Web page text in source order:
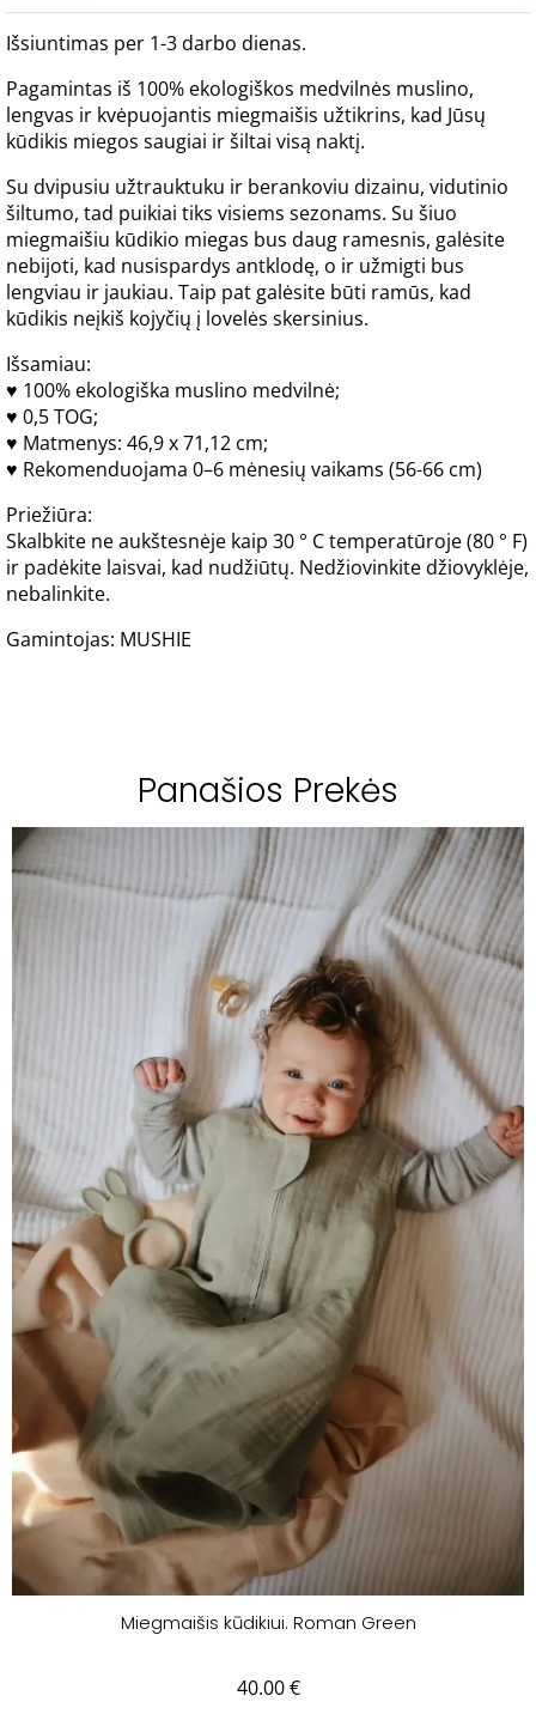
Išsiuntimas per 1-3 darbo dienas.
Pagamintas iš 100% ekologiškos medvilnės muslino,
lengvas ir kvėpuojantis miegmaišis užtikrins, kad Jūsų
kūdikis miegos saugiai ir šiltai visą naktį.
Su dvipusiu užtrauktuku ir berankoviu dizainu, vidutinio
šiltumo, tad puikiai tiks visiems sezonams. Su šiuo
miegmaišiu kūdikio miegas bus daug ramesnis, galėsite
nebijoti, kad nusispardys antklodę, o ir užmigti bus
lengviau ir jaukiau. Taip pat galėsite būti ramūs, kad
kūdikis neįkiš kojyčių į lovelės skersinius.
Išsamiau:
♥ 100% ekologiška muslino medvilnė;
♥ 0,5 TOG;
♥ Matmenys: 46,9 x 71,12 cm;
♥ Rekomenduojama 0–6 mėnesių vaikams (56-66 cm)
Priežiūra:
Skalbkite ne aukštesnėje kaip 30 ° C temperatūroje (80 ° F)
ir padėkite laisvai, kad nudžiūtų. Nedžiovinkite džiovyklėje,
nebalinkite.
Gamintojas: MUSHIE
Panašios Prekės
Miegmaišis kūdikiui. Roman Green
40.00€